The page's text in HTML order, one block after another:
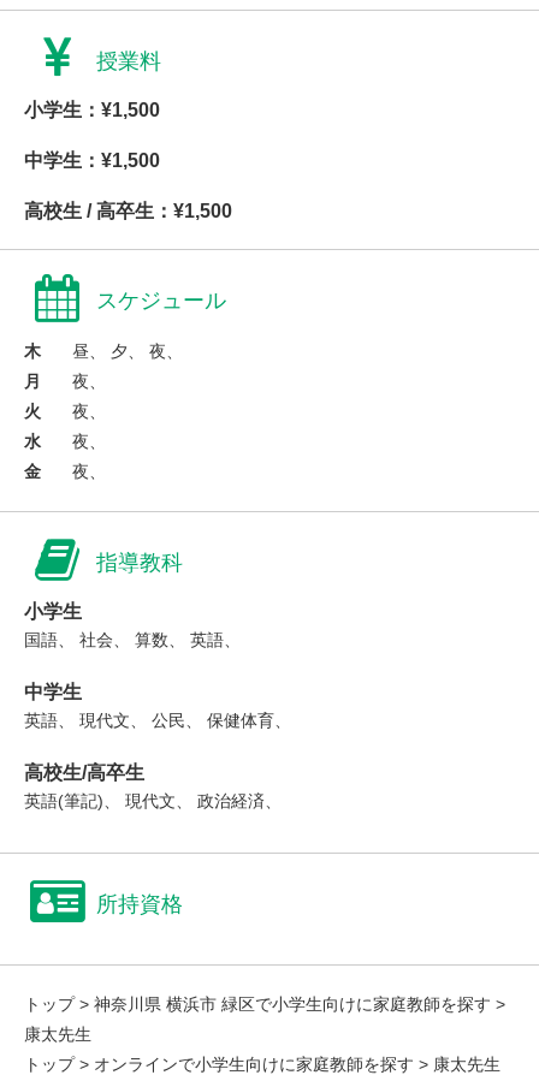
授業料
小学生：¥1,500
中学生：¥1,500
高校生 / 高卒生：¥1,500
スケジュール
木
昼、 夕、 夜、
月
夜、
火
夜、
水
夜、
金
夜、
指導教科
小学生
国語、 社会、 算数、 英語、
中学生
英語、 現代文、 公民、 保健体育、
高校生/高卒生
英語(筆記)、 現代文、 政治経済、
所持資格
トップ> 神奈川県 横浜市 緑区で小学生向けに家庭教師を探す >
康太先生
トップ> オンラインで小学生向けに家庭教師を探す > 康太先生